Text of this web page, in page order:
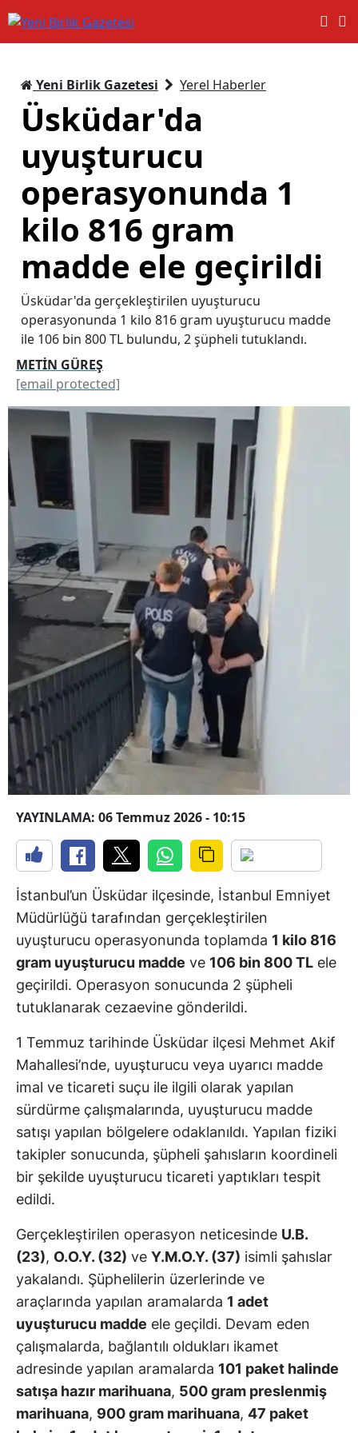
Yeni Birlik Gazetesi Yerel Haberler
Üsküdar'da
uyuşturucu
operasyonunda 1
kilo 816 gram
madde ele geçirildi
Üsküdar'da gerçekleştirilen uyuşturucu
operasyonunda 1 kilo 816 gram uyuşturucu madde
ile 106 bin 800 TL bulundu, 2 şüpheli tutuklandı.
METİN GÜREŞ
[email protected]
YAYINLAMA: 06 Temmuz 2026 - 10:15
İstanbul’un Üsküdar ilçesinde, İstanbul Emniyet
Müdürlüğü tarafından gerçekleştirilen
uyuşturucu operasyonunda toplamda 1 kilo 816
gram uyuşturucu madde ve 106 bin 800 TL ele
geçirildi. Operasyon sonucunda 2 şüpheli
tutuklanarak cezaevine gönderildi.
1 Temmuz tarihinde Üsküdar ilçesi Mehmet Akif
Mahallesi’nde, uyuşturucu veya uyarıcı madde
imal ve ticareti suçu ile ilgili olarak yapılan
sürdürme çalışmalarında, uyuşturucu madde
satışı yapılan bölgelere odaklanıldı. Yapılan fiziki
takipler sonucunda, şüpheli şahısların koordineli
bir şekilde uyuşturucu ticareti yaptıkları tespit
edildi.
Gerçekleştirilen operasyon neticesinde U.B.
(23), O.O.Y. (32) ve Y.M.O.Y. (37) isimli şahıslar
yakalandı. Şüphelilerin üzerlerinde ve
araçlarında yapılan aramalarda 1 adet
uyuşturucu madde ele geçildi. Devam eden
çalışmalarda, bağlantılı oldukları ikamet
adresinde yapılan aramalarda 101 paket halinde
satışa hazır marihuana, 500 gram preslenmiş
marihuana, 900 gram marihuana, 47 paket